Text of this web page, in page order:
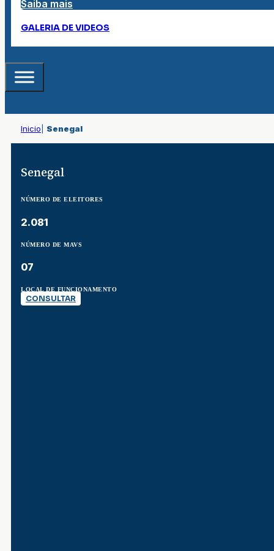
Saiba mais
GALERIA DE VIDEOS
Inicio Senegal
Senegal
NÚMERO DE ELEITORES
2.081
NÚMERO DE MAVS
07
LOCAL DE FUNCIONAMENTO
CONSULTAR